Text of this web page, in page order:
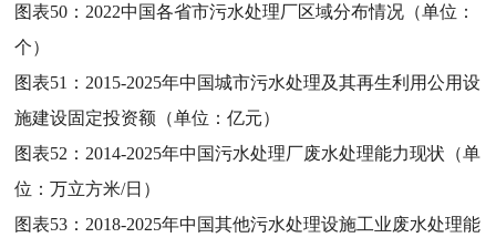
图表50： 2022中国各省市污水处理厂区域分布情况（单位：
个）
图表51： 2015-2025年中国城市污水处理及其再生利用公用设
施建设固定投资额（单位：亿元）
图表52： 2014-2025年中国污水处理厂废水处理能力现状（单
位：万立方米/日）
图表53： 2018-2025年中国其他污水处理设施工业废水处理能